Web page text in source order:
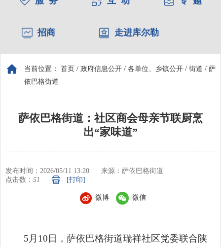
招商 走进库尔勒
当前位置： 首页 / 政府信息公开 / 各单位、乡镇公开 / 街道 / 萨
依巴格街道
萨依巴格街道：社区商会母亲节联厨烹
出“家味道”
发布时间：2026/05/11 13:20
来源：萨依巴格街道
点击数： 51 [打印]
微博 微信
5月10日，萨依巴格街道瑞祥社区党委联合陕